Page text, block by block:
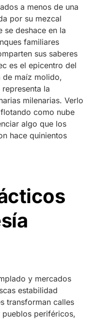
a menos de una
por su mezcal
se deshace en la
familiares
sus saberes
es el epicentro del
de maíz molido,
la
milenarias. Verlo
como nube
algo que los
hace quinientos
y mercados
estabilidad
transforman calles
periféricos,